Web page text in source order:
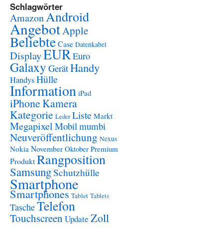
Schlagwörter
AmazonAndroid
AngebotApple
BeliebteCase Datenkabel
DisplayEUREuro
Galaxy GerätHandy
HandysHülle
Information iPad
iPhoneKamera
Kategorie Leder Liste Markt
Megapixel Mobilmumbi
Neuveröffentlichung Nexus
Nokia November Oktober Premium
ProduktRangposition
SamsungSchutzhülle
Smartphone
Smartphones Tablet Tablets
TascheTelefon
Touchscreen Update Zoll